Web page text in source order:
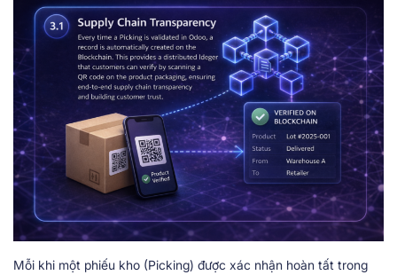
Mỗi khi một phiếu kho (Picking) được xác nhận hoàn tất trong